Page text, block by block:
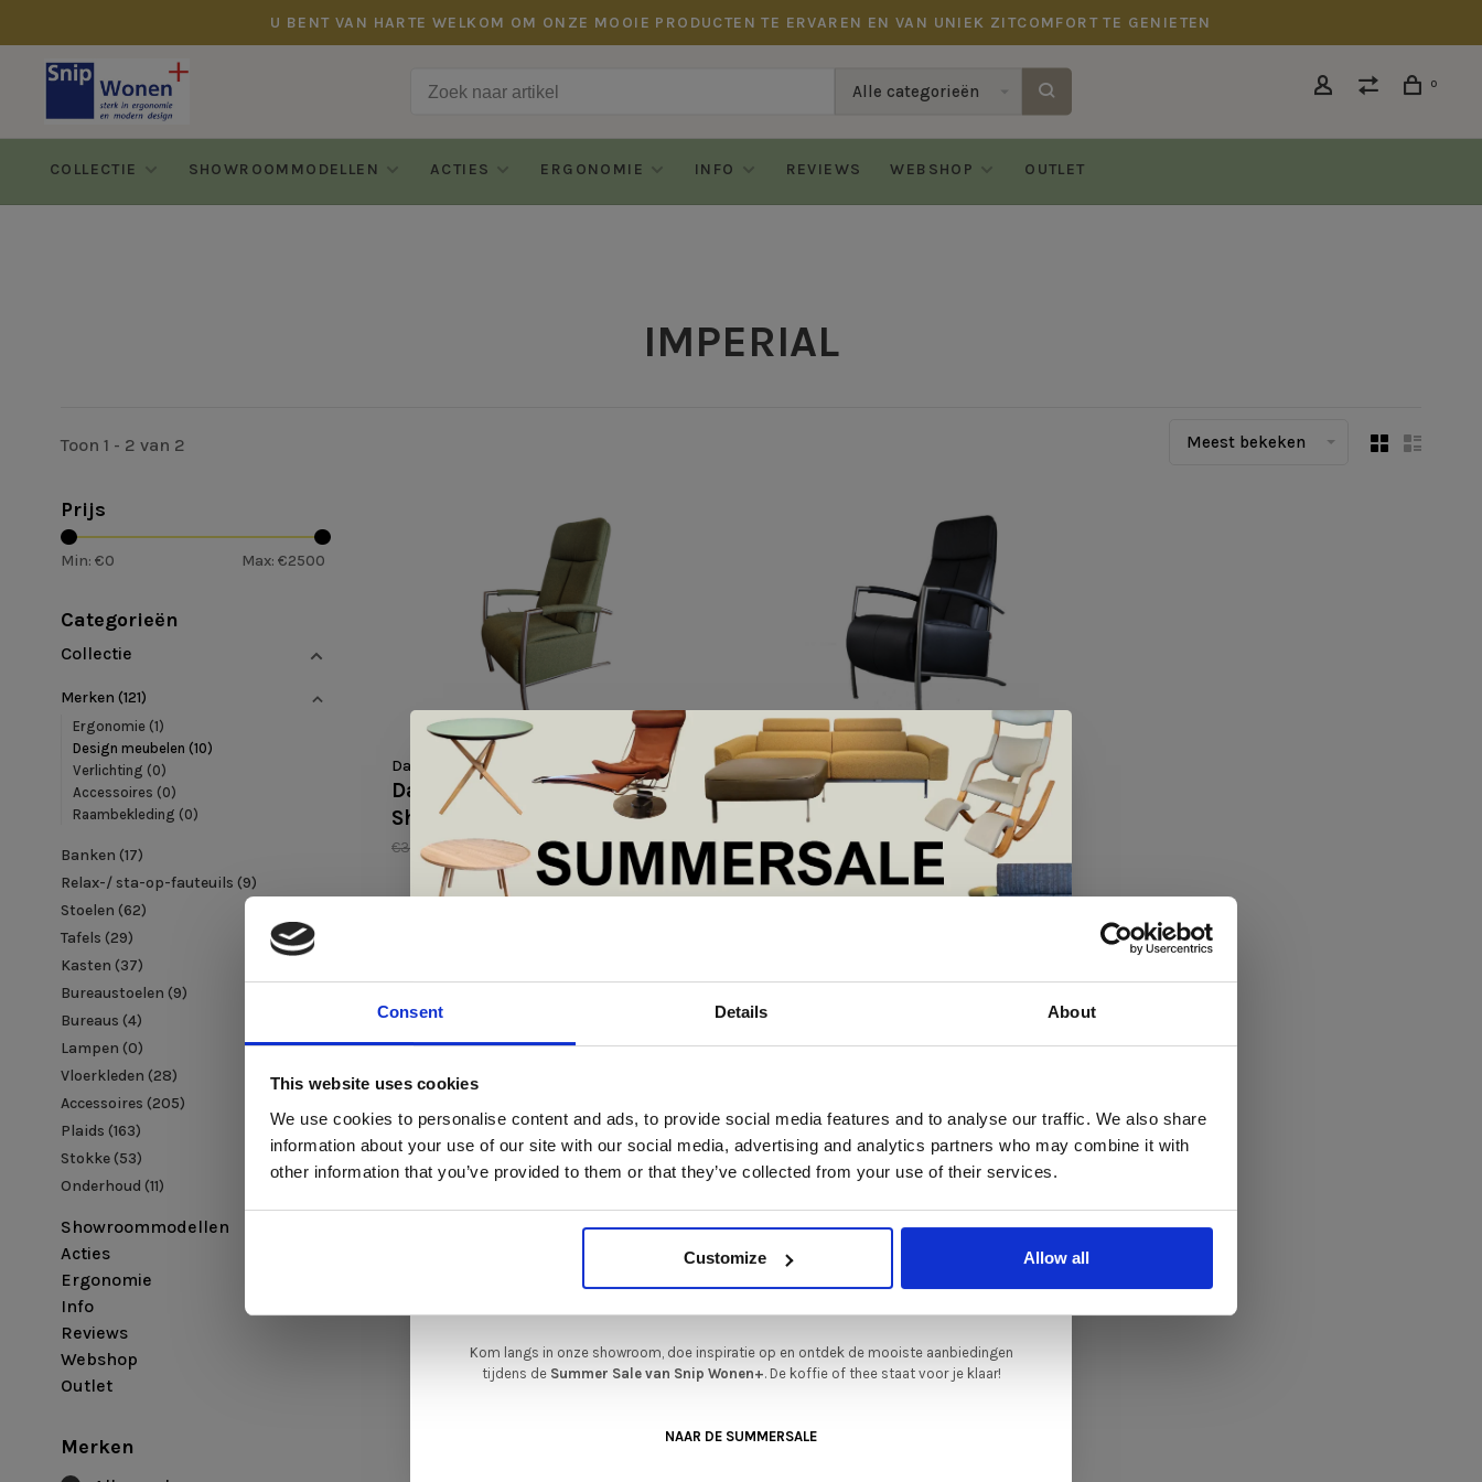
Consent Details About
This website uses cookies
We use cookies to personalise content and ads, to provide social media features and to analyse our traffic. We also share
information about your use of our site with our social media, advertising and analytics partners who may combine it with
other information that you’ve provided to them or that they’ve collected from your use of their services.
Customize Allow all
U BENT VAN HARTE WELKOM OM ONZE MOOIE PRODUCTEN TE ERVAREN EN VAN UNIEK ZITCOMFORT TE GENIETEN
Alle categorieën 0
COLLECTIE SHOWROOMMODELLEN ACTIES ERGONOMIE INFO REVIEWS WEBSHOP OUTLET
IMPERIAL
Toon 1 - 2 van 2 Meest bekeken
Prijs
Min: €0 Max: €2500
Categorieën
Collectie
Merken (121)
Ergonomie (1)
Design meubelen (10)
Verlichting (0)
Accessoires (0)
Raambekleding (0)
Banken (17)
Relax-/ sta-op-fauteuils (9)
Stoelen (62)
Tafels (29)
Kasten (37)
Bureaustoelen (9)
Bureaus (4)
Lampen (0)
Vloerkleden (28)
Accessoires (205)
Plaids (163)
Stokke(53)
Onderhoud (11)
Showroommodellen
Acties
Ergonomie
Info
Reviews
Webshop
Outlet
Merken
DatZit!
Datzit! - Imperial -
Showroommodel
€3.125,00 €2.499,00
Datzit! - Imperial
€2.175,00
De Summer Sale bij Snip Wonen+ is gestart!
In onze showroom vind je een uitgebreide selectie designmeubelen van
gerenommeerde Nederlandse en Europese merken. Onder andere showroommodellen
van
Sculptures Jeux Artisanzijn nu extra voordelig
gelegenheid om jouw favoriete designmeubel geheel naar wens samen te stellen,
met de kwaliteit, het comfort en de uitstraling die je van Snip Wonen+ mag
Kom langs in onze showroom, doe inspiratie op en ontdek de mooiste aanbiedingen
tijdens de Summer Sale van Snip Wonen+. De koffie of thee staat voor je klaar!
NAAR DE SUMMERSALE